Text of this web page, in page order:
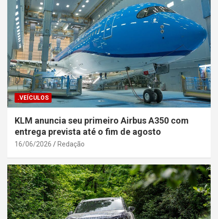
.VEÍCULOS
KLM anuncia seu primeiro Airbus A350 com
entrega prevista até o fim de agosto
16/06/2026 Redação